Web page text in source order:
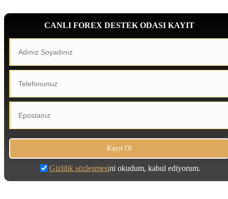
CANLI FOREX DESTEK ODASI KAYIT
Gizlilik sözleşmesini okudum, kabul ediyorum.